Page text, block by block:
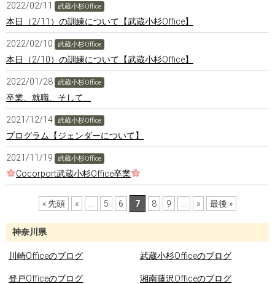
神奈川県
川崎Officeのブログ 武蔵小杉Officeのブログ
登戸Officeのブログ 湘南藤沢Officeのブログ
2022/02/11 武蔵小杉Office
本日（2/11）の訓練について【武蔵小杉Office】
2022/02/10 武蔵小杉Office
本日（2/10）の訓練について【武蔵小杉Office】
2022/01/28 武蔵小杉Office
卒業、就職、そして‥‥
2021/12/14 武蔵小杉Office
プログラム【ジェンダーについて】
2021/11/19 武蔵小杉Office
Cocorport武蔵小杉Office卒業
« 先頭 « 5 6 7 8 9 » 最後 »